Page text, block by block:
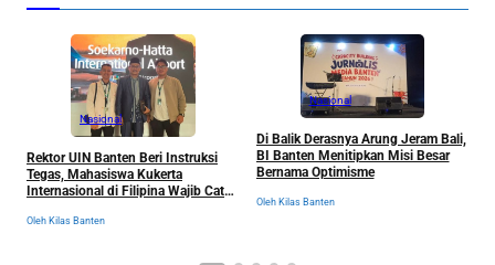
Nasional
Rektor UIN Banten Beri Instruksi
Tegas, Mahasiswa Kukerta
Internasional di Filipina Wajib Catat
Oleh Kilas Banten
Nasional
Di Balik Derasnya Arung Jeram Bali,
BI Banten Menitipkan Misi Besar
Bernama Optimisme
Oleh Kilas Banten